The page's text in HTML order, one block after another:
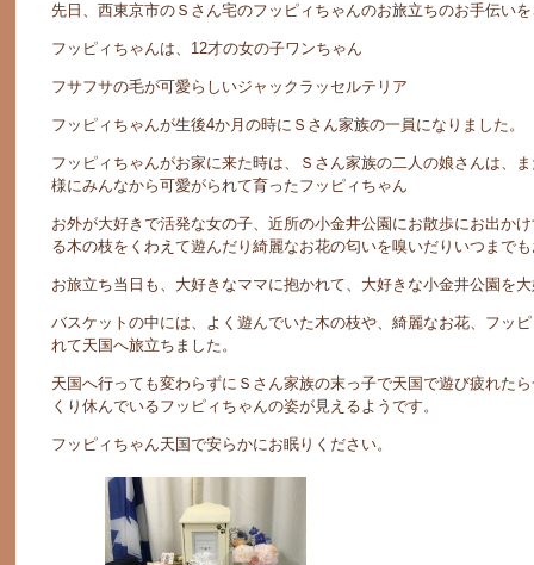
先日、西東京市のＳさん宅のフッピィちゃんのお旅立ちのお手伝い
フッピィちゃんは、12才の女の子ワンちゃん
フサフサの毛が可愛らしいジャックラッセルテリア
フッピィちゃんが生後4か月の時にＳさん家族の一員になりました。
フッピィちゃんがお家に来た時は、Ｓさん家族の二人の娘さんは、
様にみんなから可愛がられて育ったフッピィちゃん
お外が大好きで活発な女の子、近所の小金井公園にお散歩にお出か
る木の枝をくわえて遊んだり綺麗なお花の匂いを嗅いだりいつまで
お旅立ち当日も、大好きなママに抱かれて、大好きな小金井公園を
バスケットの中には、よく遊んでいた木の枝や、綺麗なお花、フッ
れて天国へ旅立ちました。
天国へ行っても変わらずにＳさん家族の末っ子で天国で遊び疲れた
くり休んでいるフッピィちゃんの姿が見えるようです。
フッピィちゃん天国で安らかにお眠りください。